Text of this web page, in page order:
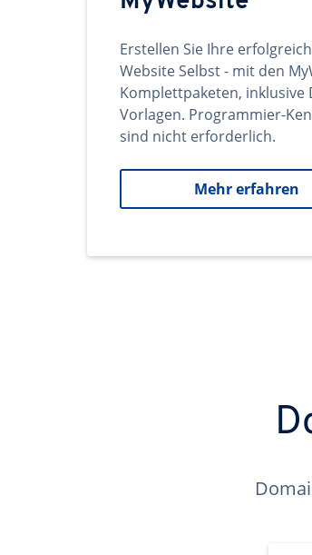
Erstellen Sie Ihre
Website Selbst - mit den
Komplettpaketen, inklusive
Vorlagen. Programmier-
sind nicht erforderlich.
Mehr erfahren